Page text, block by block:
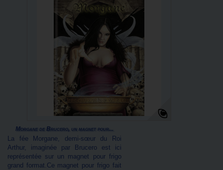
Morgane de Brucero, un magnet pour...
La fée Morgane, demi-sœur du Roi
Arthur, imaginée par Brucero est ici
représentée sur un magnet pour frigo
grand format.Ce magnet pour frigo fait